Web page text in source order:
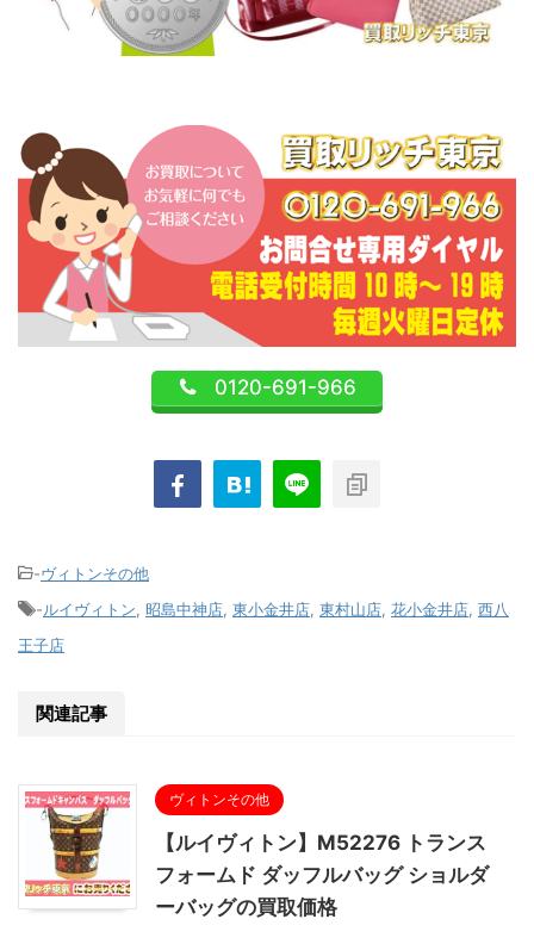
0120-691-966
-ヴィトンその他
-ルイヴィトン 昭島中神店 東小金井店 東村山店 花小金井店 西八
王子店
関連記事
ヴィトンその他
【ルイヴィトン】M52276 トランス
フォームド ダッフルバッグ ショルダ
ーバッグの買取価格